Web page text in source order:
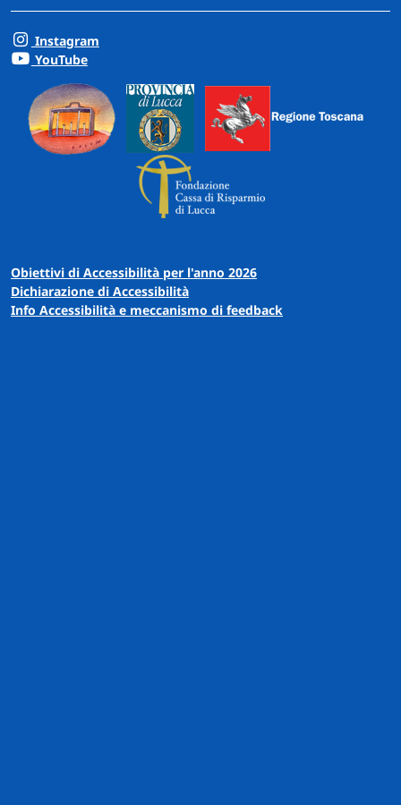
Instagram
YouTube
Obiettivi di Accessibilità per l'anno 2026
Dichiarazione di Accessibilità
Info Accessibilità e meccanismo di feedback